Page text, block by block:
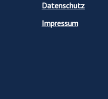
Datenschutz
Impressum